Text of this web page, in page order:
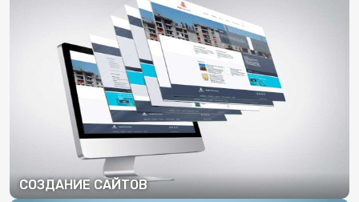
СОЗДАНИЕ САЙТОВ